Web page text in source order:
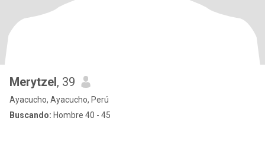
Merytzel, 39
Ayacucho, Ayacucho, Perú
Buscando: Hombre 40 - 45